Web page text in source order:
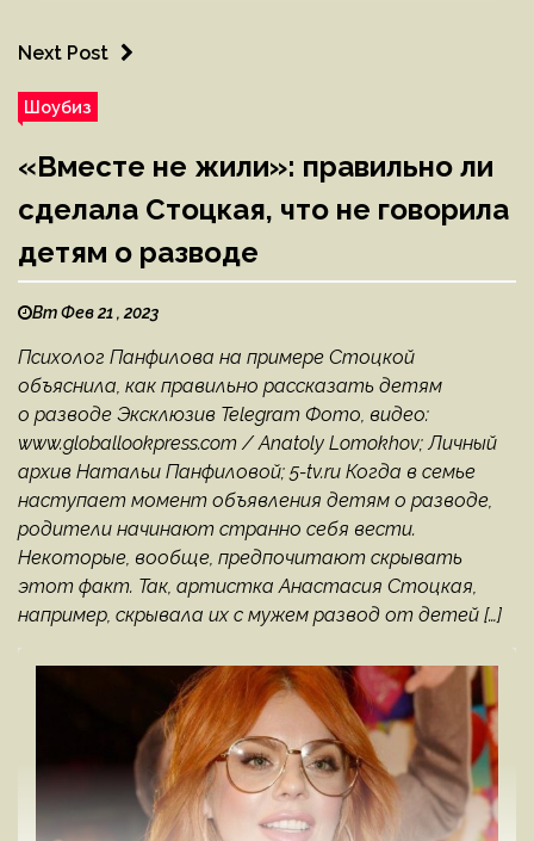
Next Post
Шоубиз
«Вместе не жили»: правильно ли
сделала Стоцкая, что не говорила
детям о разводе
Вт Фев 21 , 2023
Психолог Панфилова на примере Стоцкой
объяснила, как правильно рассказать детям
о разводе Эксклюзив Telegram Фото, видео:
www.globallookpress.com / Anatoly Lomokhov; Личный
архив Натальи Панфиловой; 5-tv.ru Когда в семье
наступает момент объявления детям о разводе,
родители начинают странно себя вести.
Некоторые, вообще, предпочитают скрывать
этот факт. Так, артистка Анастасия Стоцкая,
например, скрывала их с мужем развод от детей […]